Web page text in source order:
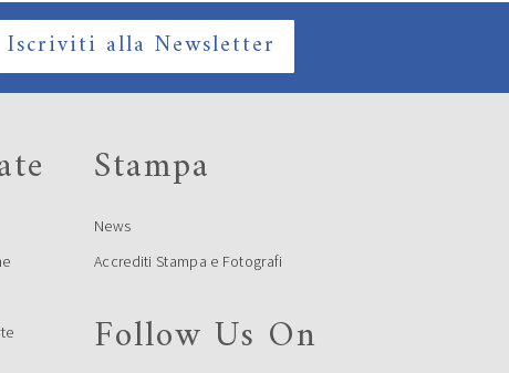
Iscriviti alla Newsletter
Stampa
News
Accrediti Stampa e Fotografi
Follow Us On